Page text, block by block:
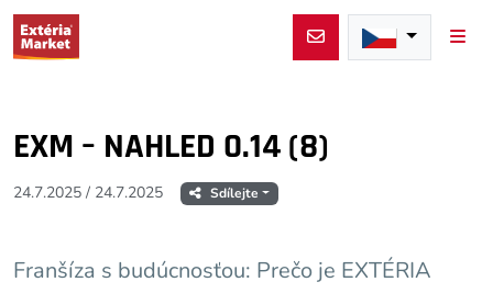
EXM – NAHLED 0.14 (8)
24.7.2025 / 24.7.2025 Sdílejte
Franšíza s budúcnosťou: Prečo je EXTÉRIA